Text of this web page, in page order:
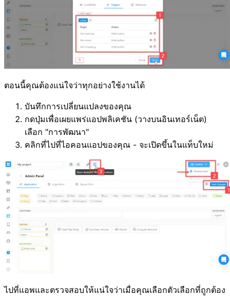
ตอนนี้คุณต้องแน่ใจว่าทุกอย่างใช้งานได้
บันทึกการเปลี่ยนแปลงของคุณ
กดปุ่มเพื่อเผยแพร่แอปพลิเคชัน (วางบนอินเทอร์เน็ต)
เลือก "การพัฒนา"
คลิกที่ไปที่ไอคอนแอปของคุณ - จะเปิดขึ้นในแท็บใหม่
ไปที่แอพและตรวจสอบให้แน่ใจว่าเมื่อคุณเลือกตัวเลือกที่ถูกต้อง